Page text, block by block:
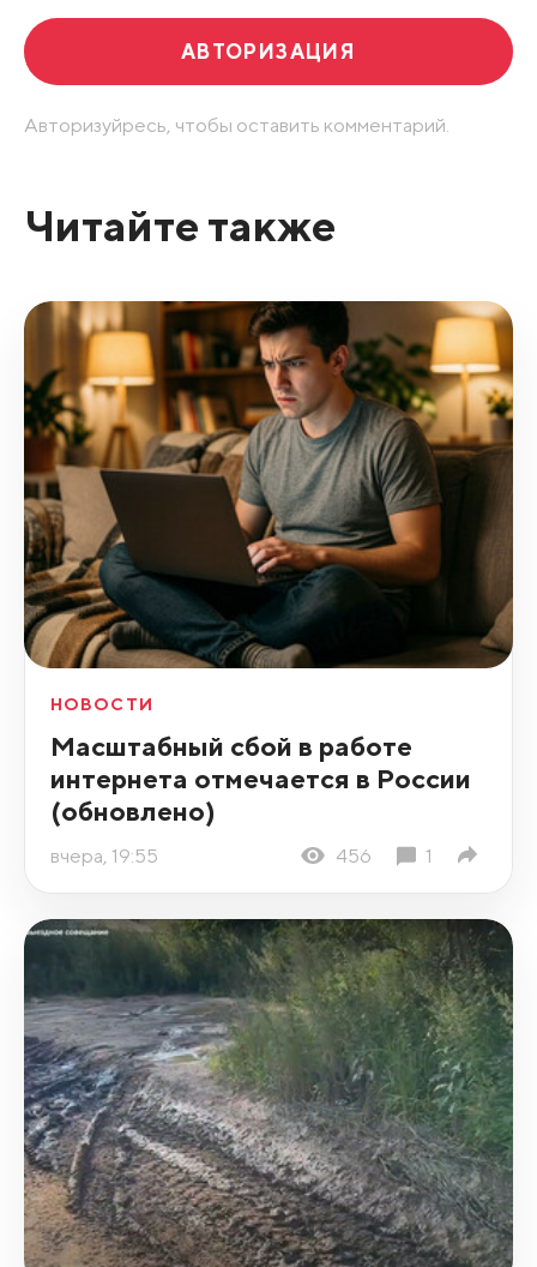
АВТОРИЗАЦИЯ
Авторизуйресь, чтобы оставить комментарий.
Читайте также
НОВОСТИ
Масштабный сбой в работе
интернета отмечается в России
(обновлено)
вчера, 19:55 456 1